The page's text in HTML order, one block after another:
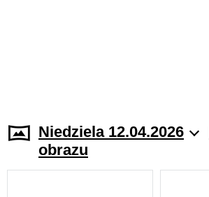
Niedziela 12.04.2026
obrazu